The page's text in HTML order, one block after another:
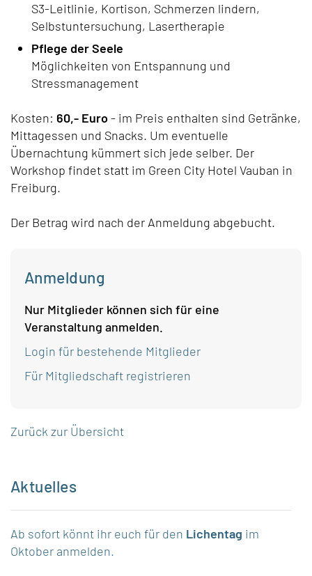
S3-Leitlinie, Kortison, Schmerzen lindern,
Selbstuntersuchung, Lasertherapie
Pflege der Seele
Möglichkeiten von Entspannung und
Stressmanagement
Kosten: 60,- Euro- im Preis enthalten sind Getränke,
Mittagessen und Snacks. Um eventuelle
Übernachtung kümmert sich jede selber. Der
Workshop findet statt im Green City Hotel Vauban in
Freiburg.
Der Betrag wird nach der Anmeldung abgebucht.
Anmeldung
Nur Mitglieder können sich für eine
Veranstaltung anmelden.
Login für bestehende Mitglieder
Für Mitgliedschaft registrieren
Zurück zur Übersicht
Aktuelles
Ab sofort könnt ihr euch für den Lichentag im
Oktober anmelden.